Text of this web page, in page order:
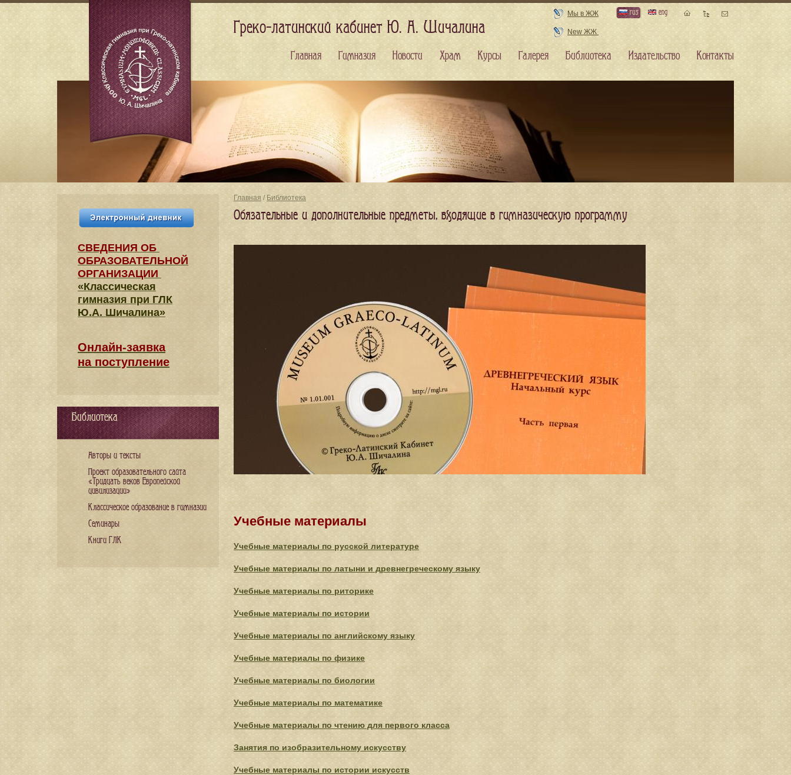
Главная / Библиотека
Обязательные и дополнительные предметы, входящие в гимназическую программу
Учебные материалы
Учебные материалы по русской литературе
Учебные материалы по латыни и древнегреческому языку
Учебные материалы по риторике
Учебные материалы по истории
Учебные материалы по английскому языку
Учебные материалы по физике
Учебные материалы по биологии
Учебные материалы по математике
Учебные материалы по чтению для первого класса
Занятия по изобразительному искусству
Учебные материалы по истории искусств
СВЕДЕНИЯ​ ОБ
ОБРАЗОВАТЕЛЬНОЙ
ОРГАНИЗАЦИИ
«Классическая
гимназия при ГЛК
Ю.А. Шичалина»
Онлайн-заявка
на поступление
Библиотека
Авторы и тексты
Проект образовательного сайта
«Тридцать веков Европейской
цивилизации»
Классическое образование в гимназии
Семинары
Книги ГЛК
Греко-латинский кабинет Ю. А. Шичалина
Мы в ЖЖ
New ЖЖ
rus eng
Главная Гимназия Новости Храм Курсы Галерея Библиотека Издательство Контакты